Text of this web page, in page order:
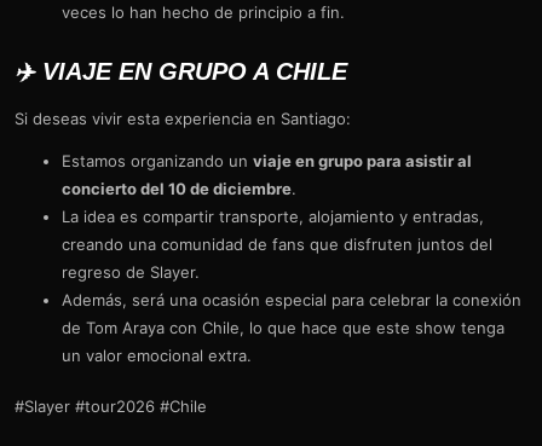
veces lo han hecho de principio a fin.
✈️ VIAJE EN GRUPO A CHILE
Si deseas vivir esta experiencia en Santiago:
Estamos organizando un viaje en grupo para asistir al
concierto del 10 de diciembre.
La idea es compartir transporte, alojamiento y entradas,
creando una comunidad de fans que disfruten juntos del
regreso de Slayer.
Además, será una ocasión especial para celebrar la conexión
de Tom Araya con Chile, lo que hace que este show tenga
un valor emocional extra.
#Slayer #tour2026 #Chile